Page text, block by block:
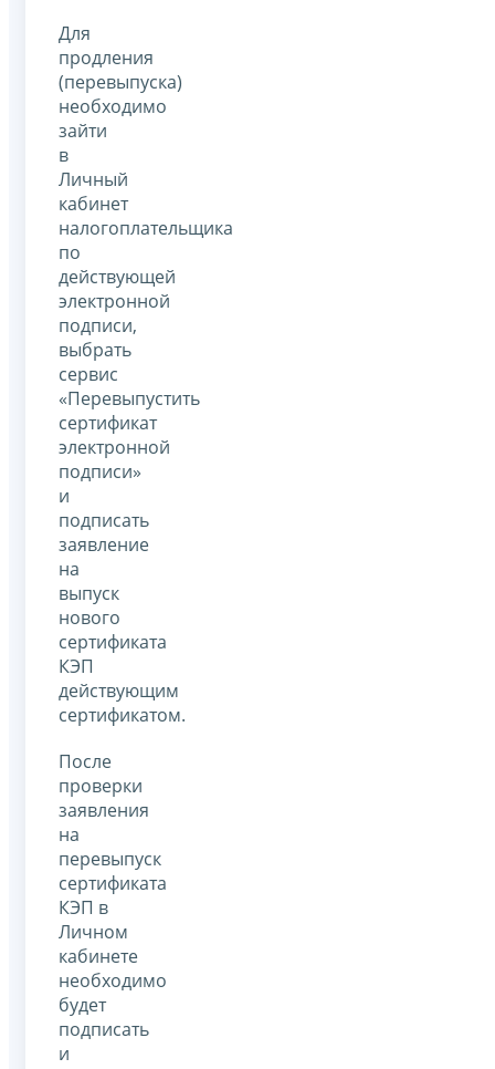
Для
продления
(перевыпуска)
необходимо
зайти
в
Личный
кабинет
налогоплательщика
по
действующей
электронной
подписи,
выбрать
сервис
«Перевыпустить
сертификат
электронной
подписи»
и
подписать
заявление
на
выпуск
нового
сертификата
КЭП
действующим
сертификатом.
После
проверки
заявления
на
перевыпуск
сертификата
КЭП в
Личном
кабинете
необходимо
будет
подписать
и